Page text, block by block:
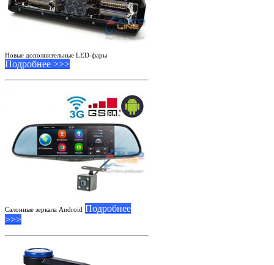
Новые дополнительные LED-фары
Подробнее >>>
Салонные зеркала Android Подробнее
>>>